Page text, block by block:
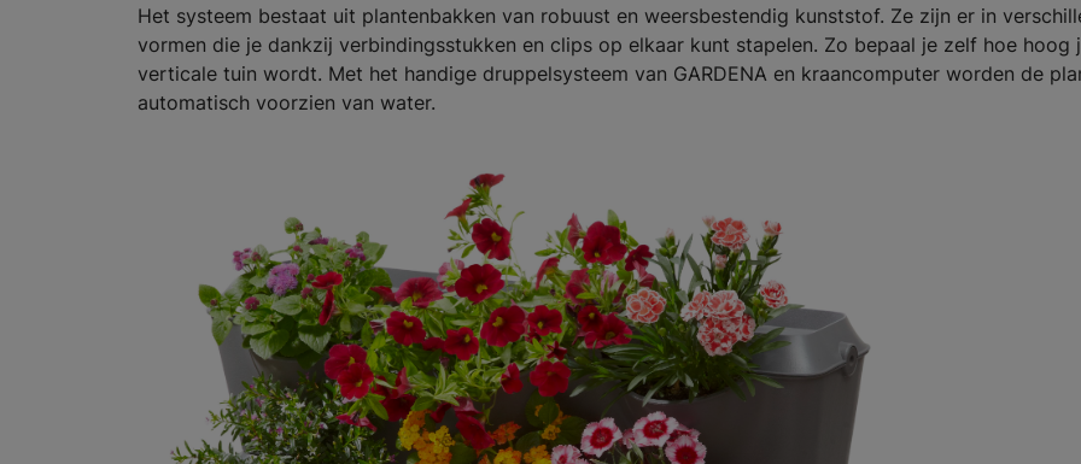
Het systeem bestaat uit plantenbakken van robuust en weersbestendig kunststof. Ze zijn er in
vormen die je dankzij verbindingsstukken en clips op elkaar kunt stapelen. Zo bepaal je zelf hoe hoog
verticale tuin wordt. Met het handige druppelsysteem van GARDENA en kraancomputer worden de
automatisch voorzien van water.